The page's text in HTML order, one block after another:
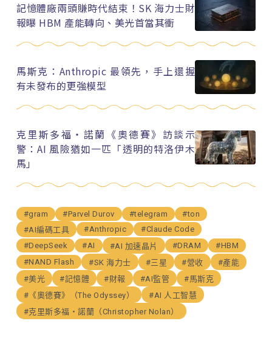
記憶體廠兩頭賺時代結束！SK 海力士財
報曝 HBM 產能轉向、美光首當其衝
馬斯克：Anthropic 最領先，手上還握
有未發布的更強模型
克里斯多福・諾蘭《奧德賽》訪談示
警：AI 風險猶如一匹「透明的特洛伊木
馬」
#gram #Parvel Durov #telegram
#ton
#AI編碼工具
#Anthropic
#Claude Code
#DeepSeek
#AI #AI 加速晶片 #DRAM
#HBM
#NAND Flash
#SK 海力士 #三星 #營收
#產能
#美光
#記憶體 #財報 #AI監管
#馬斯克
#《奧德賽》（The Odyssey）
#AI 人工智慧
#克里斯多福・諾蘭（Christopher Nolan）